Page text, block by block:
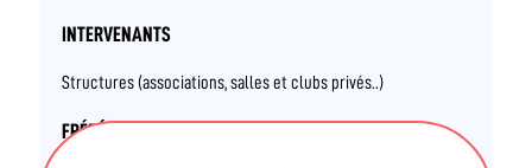
INTERVENANTS
Structures (associations, salles et clubs privés..)
FRÉDÉRIC LECH